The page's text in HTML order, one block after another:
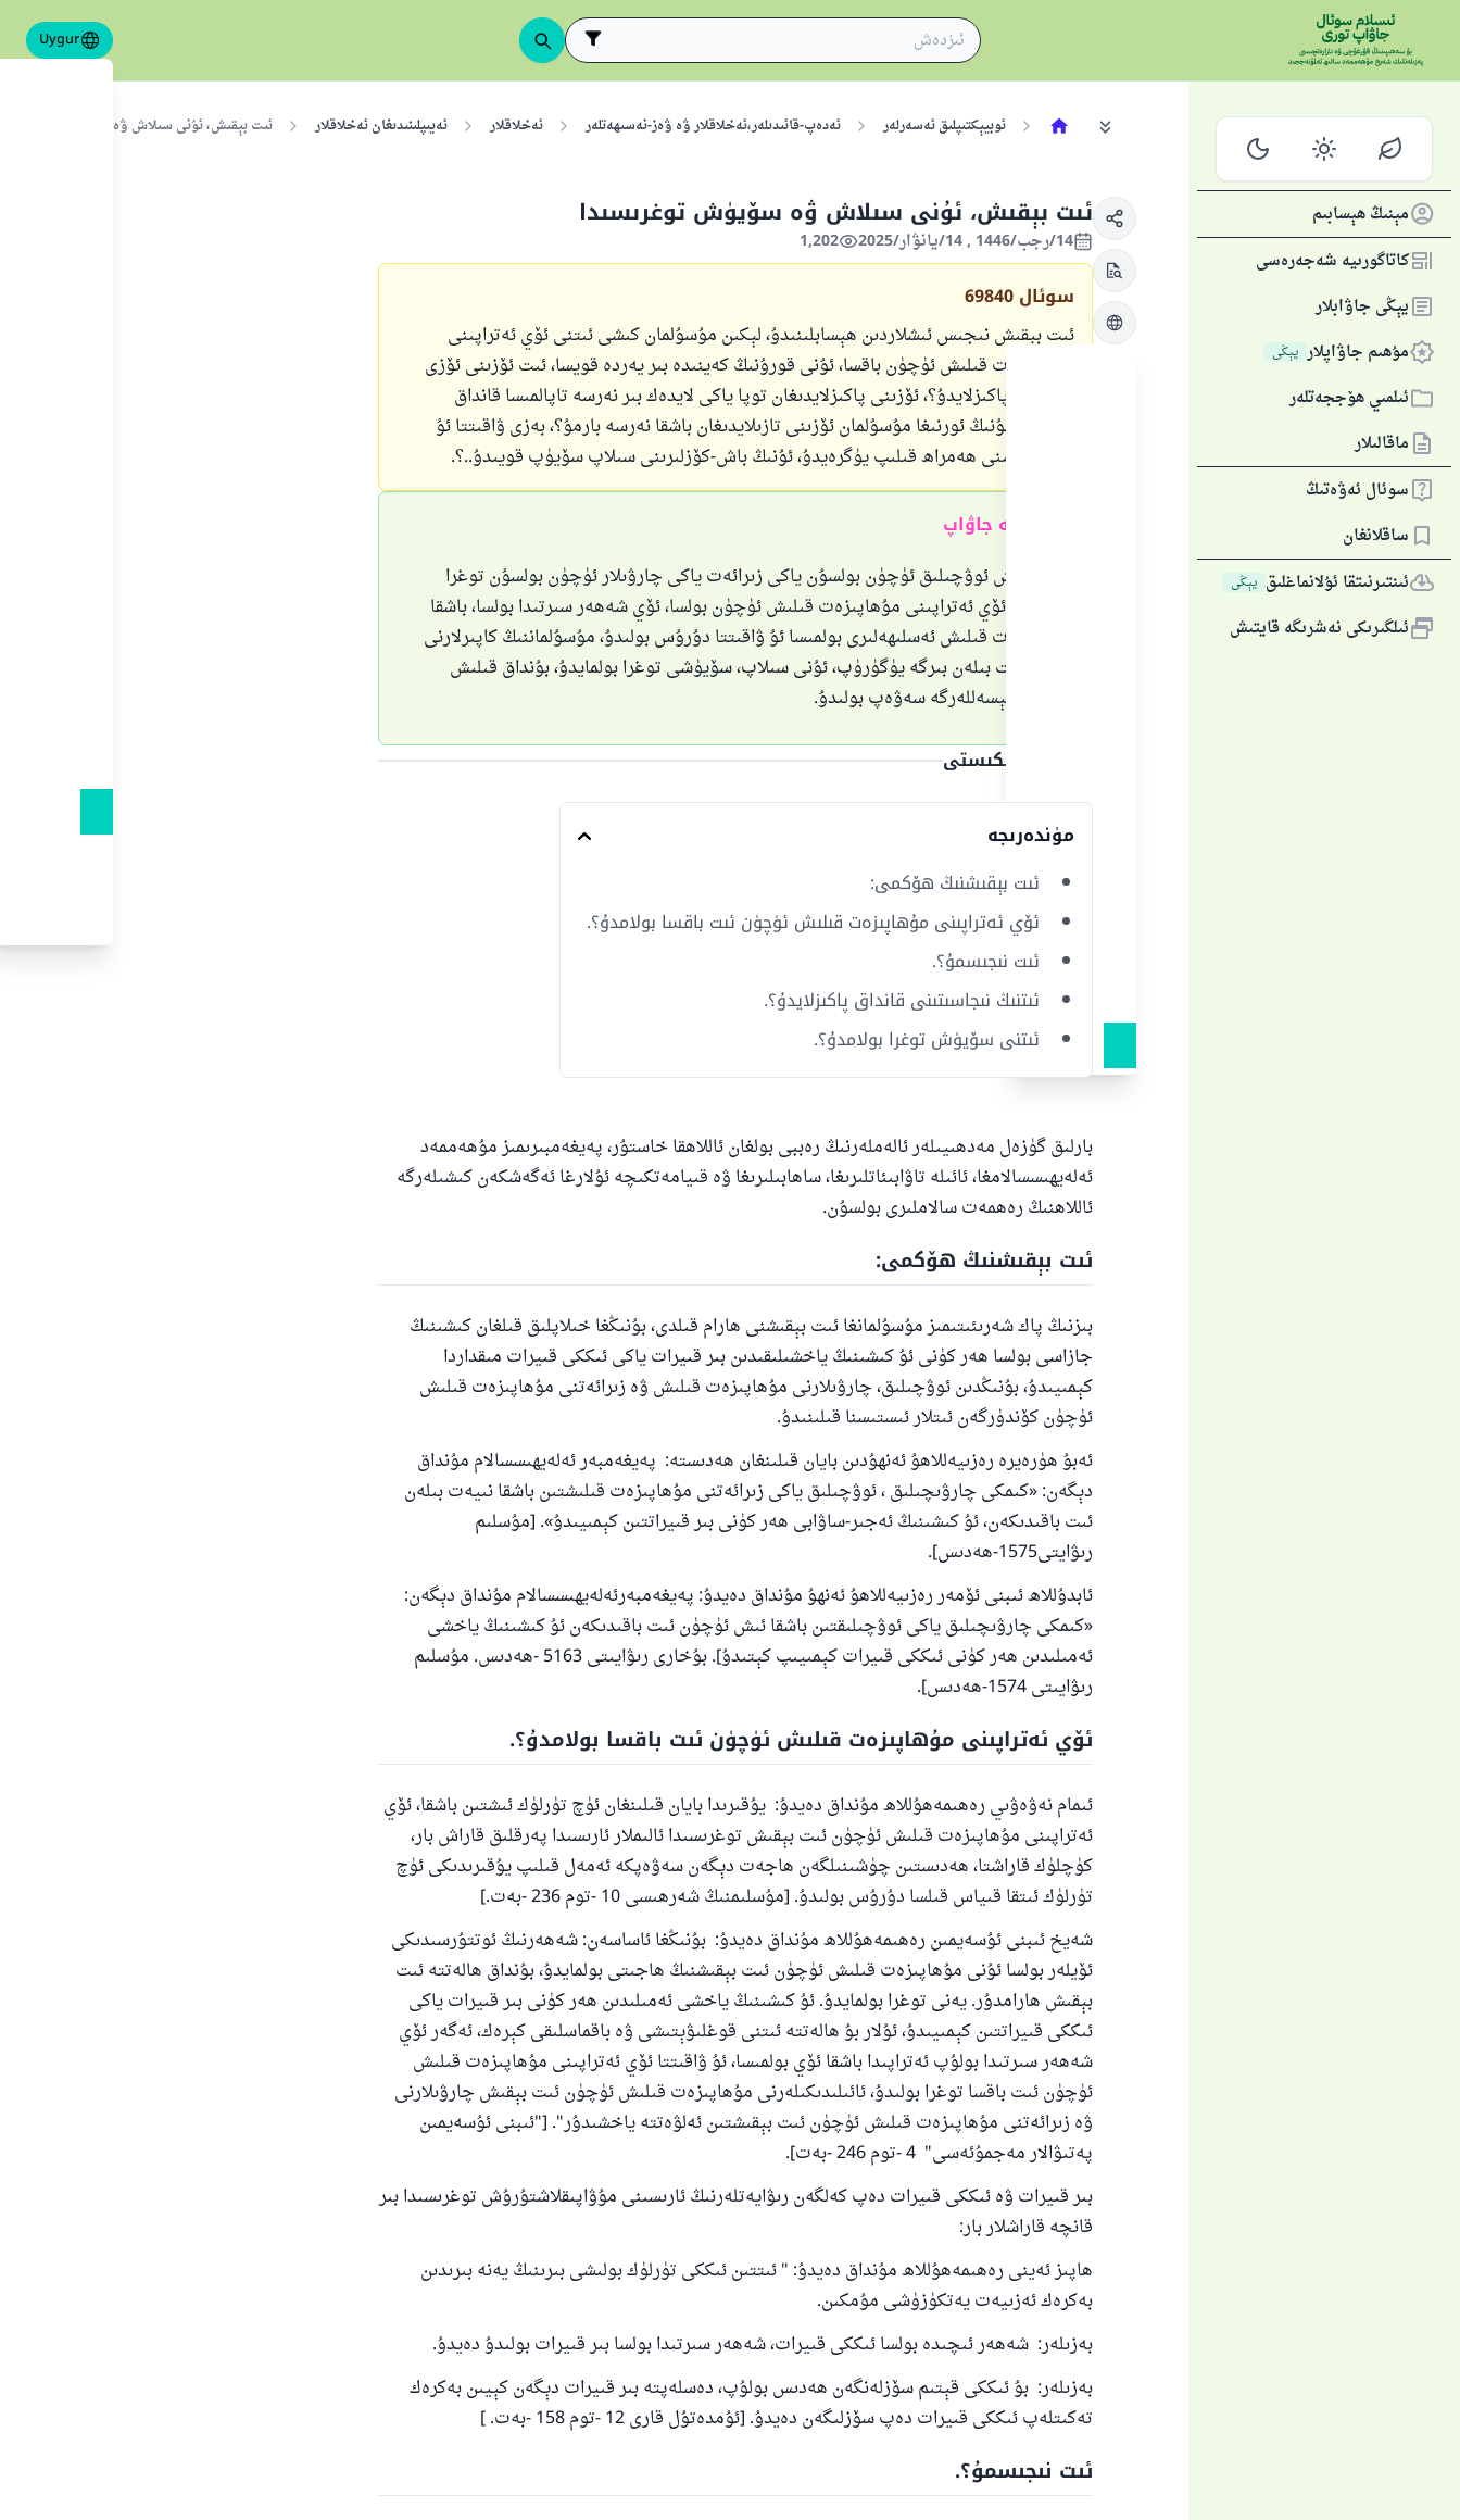
Uygur
مېنىڭ ھېسابىم
كاتاگورىيە شەجەرەسى
يېڭى جاۋابلار
مۇھىم جاۋاپلار يېڭى
ئىلمىي ھۆججەتلەر
ماقالىلار
سوئال ئەۋەتىڭ
ساقلانغان
ئىنتىرنىتقا ئۇلانماغلىق يېڭى
ئىلگىرىكى نەشرىگە قايتىش
ئوبيېكتىپلىق ئەسەرلەر ئەدەپ-قائىدىلەر،ئەخلاقلار ۋە ۋەز-نەسىھەتلەر ئەخلاقلار ئەيىپلىنىدىغان ئەخلاقلار ئىت بېقىش، ئۇنى سىلاش ۋە سۆيۈش توغرىسىدا
ئىت بېقىش، ئۇنى سىلاش ۋە سۆيۈش توغرىسىدا
14/رجب/1446 , 14/يانۋار/2025 1,202
سوئال 69840
ئىت بېقىش نىجىس ئىشلاردىن ھېسابلىنىدۇ، لېكىن مۇسۇلمان كىشى ئىتنى ئۆي ئەتراپىنى
مۇھاپىزەت قىلىش ئۈچۈن باقسا، ئۇنى قورۇنىڭ كەينىدە بىر يەردە قويسا، ئىت ئۆزىنى ئۆزى
قانداقمۇ پاكىزلايدۇ؟، ئۆزىنى پاكىزلايدىغان توپا ياكى لايدەك بىر نەرسە تاپالمىسا قانداق
قىلىدۇ؟، ئۇنىڭ ئورنىغا مۇسۇلمان ئۆزىنى تازىلايدىغان باشقا نەرسە بارمۇ؟، بەزى ۋاقىتتا ئۇ
كىشى ئىتىنى ھەمراھ قىلىپ يۈگرەيدۇ، ئۇنىڭ باش-كۆزلىرىنى سىلاپ سۆيۈپ قويىدۇ..؟.
قىسقىچە جاۋاپ
ئېت بېقىش ئوۋچىلىق ئۈچۈن بولسۇن ياكى زىرائەت ياكى چارۋىلار ئۈچۈن بولسۇن توغرا
بولمايدۇ، ئۆي ئەتراپىنى مۇھاپىزەت قىلىش ئۈچۈن بولسا، ئۆي شەھەر سىرتىدا بولسا، باشقا
مۇھاپىزەت قىلىش ئەسلىھەلىرى بولمىسا ئۇ ۋاقىتتا دۇرۇس بولىدۇ، مۇسۇلماننىڭ كاپىرلارنى
دوراپ ئىت بىلەن بىرگە يۈگۈرۈپ، ئۇنى سىلاپ، سۆيۈشى توغرا بولمايدۇ، بۇنداق قىلىش
نۇرغۇن كېسەللەرگە سەۋەپ بولىدۇ.
جاۋاپنىڭ تېكىستى
مۈندەرىجە
ئىت بېقىشنىڭ ھۆكمى:
ئۆي ئەتراپىنى مۇھاپىزەت قىلىش ئۈچۈن ئىت باقسا بولامدۇ؟.
ئىت نىجىسمۇ؟.
ئىتنىڭ نىجاسىتىنى قانداق پاكىزلايدۇ؟.
ئىتنى سۆيۈش توغرا بولامدۇ؟.
بارلىق گۈزەل مەدھىيىلەر ئالەملەرنىڭ رەببى بولغان ئاللاھقا خاستۇر، پەيغەمبىرىمىز مۇھەممەد
ئەلەيھىسسالامغا، ئائىلە تاۋابىئاتلىرىغا، ساھابىلىرىغا ۋە قىيامەتكىچە ئۇلارغا ئەگەشكەن كىشىلەرگە
ئاللاھنىڭ رەھمەت سالاملىرى بولسۇن.
ئىت بېقىشنىڭ ھۆكمى:
بىزنىڭ پاك شەرىئىتىمىز مۇسۇلمانغا ئىت بېقىشنى ھارام قىلدى، بۇنىڭغا خىلاپلىق قىلغان كىشىنىڭ
جازاسى بولسا ھەر كۈنى ئۇ كىشىنىڭ ياخشىلىقىدىن بىر قىيرات ياكى ئىككى قىيرات مىقداردا
كېمىيىدۇ، بۇنىڭدىن ئوۋچىلىق، چارۋىلارنى مۇھاپىزەت قىلىش ۋە زىرائەتنى مۇھاپىزەت قىلىش
ئۈچۈن كۆندۈرگەن ئىتلار ئىستىسنا قىلىنىدۇ.
ئەبۇ ھۈرەيرە رەزىيەللاھۇ ئەنھۇدىن بايان قىلىنغان ھەدىستە: پەيغەمبەر ئەلەيھىسسالام مۇنداق
دېگەن: «كىمكى چارۋىچىلىق ، ئوۋچىلىق ياكى زىرائەتنى مۇھاپىزەت قىلىشتىن باشقا نىيەت بىلەن
ئىت باقىدىكەن، ئۇ كىشىنىڭ ئەجىر-ساۋابى ھەر كۈنى بىر قىيراتتىن كېمىيىدۇ». [مۇسلىم
رىۋايتى1575-ھەدىس].
ئابدۇللاھ ئىبنى ئۆمەر رەزىيەللاھۇ ئەنھۇ مۇنداق دەيدۇ: پەيغەمبەرئەلەيھىسسالام مۇنداق دېگەن:
«كىمكى چارۋىچىلىق ياكى ئوۋچىلىقتىن باشقا ئىش ئۈچۈن ئىت باقىدىكەن ئۇ كىشىنىڭ ياخشى
ئەمىلىدىن ھەر كۈنى ئىككى قىيرات كېمىيىپ كېتىدۇ]. بۇخارى رىۋايىتى 5163 -ھەدىس. مۇسلىم
رىۋايىتى 1574-ھەدىس].
ئۆي ئەتراپىنى مۇھاپىزەت قىلىش ئۈچۈن ئىت باقسا بولامدۇ؟.
ئىمام نەۋەۋىي رەھىمەھۇللاھ مۇنداق دەيدۇ: يۇقىرىدا بايان قىلىنغان ئۈچ تۈرلۈك ئىشتىن باشقا، ئۆي
ئەتراپىنى مۇھاپىزەت قىلىش ئۈچۈن ئىت بېقىش توغرىسىدا ئالىملار ئارىسىدا پەرقلىق قاراش بار،
كۈچلۈك قاراشتا، ھەدىستىن چۈشىنىلگەن ھاجەت دېگەن سەۋەپكە ئەمەل قىلىپ يۇقىرىدىكى ئۈچ
تۈرلۈك ئىتقا قىياس قىلسا دۇرۇس بولىدۇ. [مۇسلىمنىڭ شەرھىسى 10 -توم 236 -بەت.]
شەيخ ئىبنى ئۇسەيمىن رەھىمەھۇللاھ مۇنداق دەيدۇ: بۇنىڭغا ئاساسەن: شەھەرنىڭ ئوتتۇرسىدىكى
ئۆيلەر بولسا ئۇنى مۇھاپىزەت قىلىش ئۈچۈن ئىت بېقىشنىڭ ھاجىتى بولمايدۇ، بۇنداق ھالەتتە ئىت
بېقىش ھارامدۇر. يەنى توغرا بولمايدۇ. ئۇ كىشىنىڭ ياخشى ئەمىلىدىن ھەر كۈنى بىر قىيرات ياكى
ئىككى قىيراتتىن كېمىيىدۇ، ئۇلار بۇ ھالەتتە ئىتنى قوغلىۋېتىشى ۋە باقماسلىقى كېرەك، ئەگەر ئۆي
شەھەر سىرتىدا بولۇپ ئەتراپىدا باشقا ئۆي بولمىسا، ئۇ ۋاقىتتا ئۆي ئەتراپىنى مۇھاپىزەت قىلىش
ئۈچۈن ئىت باقسا توغرا بولىدۇ، ئائىلىدىكىلەرنى مۇھاپىزەت قىلىش ئۈچۈن ئىت بېقىش چارۋىلارنى
ۋە زىرائەتنى مۇھاپىزەت قىلىش ئۈچۈن ئىت بېقىشتىن ئەلۋەتتە ياخشىدۇر". ["ئىبنى ئۇسەيمىن
پەتىۋالار مەجمۇئەسى" 4 -توم 246 -بەت].
بىر قىيرات ۋە ئىككى قىيرات دەپ كەلگەن رىۋايەتلەرنىڭ ئارىسىنى مۇۋاپىقلاشتۇرۇش توغرىسىدا بىر
قانچە قاراشلار بار:
ھاپىز ئەينى رەھىمەھۇللاھ مۇنداق دەيدۇ: " ئىتتىن ئىككى تۈرلۈك بولىشى بىرىنىڭ يەنە بىرىدىن
بەكرەك ئەزىيەت يەتكۈزۈشى مۇمكىن.
بەزىلەر: شەھەر ئىچىدە بولسا ئىككى قىيرات، شەھەر سىرتىدا بولسا بىر قىيرات بولىدۇ دەيدۇ.
بەزىلەر: بۇ ئىككى قېتىم سۆزلەنگەن ھەدىس بولۇپ، دەسلەپتە بىر قىيرات دېگەن كېيىن بەكرەك
تەكىتلەپ ئىككى قىيرات دەپ سۆزلىگەن دەيدۇ. [ئۇمدەتۇل قارى 12 -توم 158 -بەت. ]
ئىت نىجىسمۇ؟.
110845 - نومۇرلۇق سوئالنىڭ جاۋابى ئائىلىنى
ساقلاپ قالدى
ئۇممەتكە جاۋاپ بېرىشىمىزگە ياردەم قىلىڭ
پەيغەمبەرئەلەيھىسسالام مۇنداق دېگەن:
مۇسلىم رىۋايەت قىلغان (1893) ھەدىس